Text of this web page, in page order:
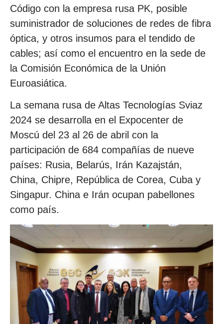
Código con la empresa rusa PK, posible
suministrador de soluciones de redes de fibra
óptica, y otros insumos para el tendido de
cables; así como el encuentro en la sede de
la Comisión Económica de la Unión
Euroasiática.
La semana rusa de Altas Tecnologías Sviaz
2024 se desarrolla en el Expocenter de
Moscú del 23 al 26 de abril con la
participación de 684 compañías de nueve
países: Rusia, Belarús, Irán Kazajstán,
China, Chipre, República de Corea, Cuba y
Singapur. China e Irán ocupan pabellones
como país.